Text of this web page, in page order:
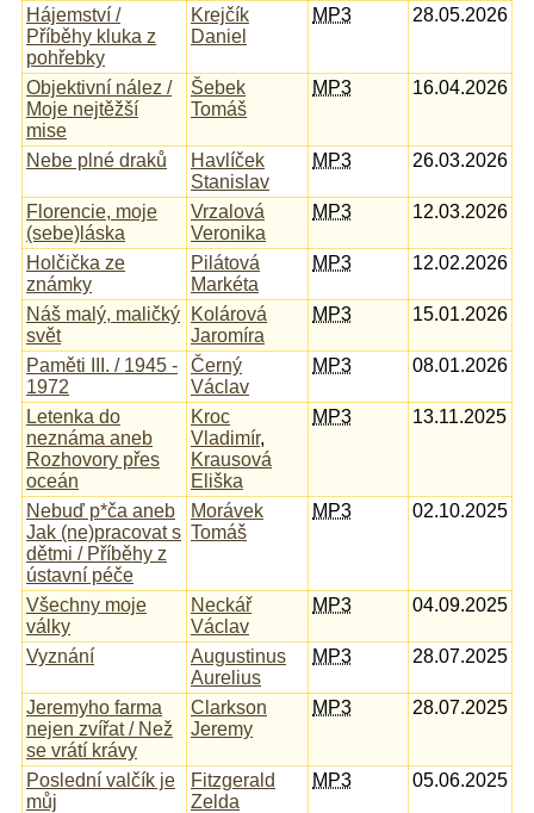
Hájemství /
Příběhy kluka z
pohřebky
Krejčík
Daniel
MP3 28.05.2026
Objektivní nález /
Moje nejtěžší
mise
Šebek
Tomáš
MP3 16.04.2026
Nebe plné draků
Havlíček
Stanislav
MP3 26.03.2026
Florencie, moje
(sebe)láska
Vrzalová
Veronika
MP3 12.03.2026
Holčička ze
známky
Pilátová
Markéta
MP3 12.02.2026
Náš malý, maličký
svět
Kolárová
Jaromíra
MP3 15.01.2026
Paměti III. / 1945 -
1972
Černý
Václav
MP3 08.01.2026
Letenka do
neznáma aneb
Rozhovory přes
oceán
Kroc
Vladimír,
Krausová
Eliška
MP3 13.11.2025
Nebuď p*ča aneb
Jak (ne)pracovat s
dětmi / Příběhy z
ústavní péče
Morávek
Tomáš
MP3 02.10.2025
Všechny moje
války
Neckář
Václav
MP3 04.09.2025
Vyznání
Augustinus
Aurelius
MP3 28.07.2025
Jeremyho farma
nejen zvířat / Než
se vrátí krávy
Clarkson
Jeremy
MP3 28.07.2025
Poslední valčík je
můj
Fitzgerald
Zelda
MP3 05.06.2025